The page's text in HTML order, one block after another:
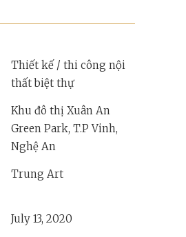
Thiết kế / thi công nội
thất biệt thự
Khu đô thị Xuân An
Green Park, T.P Vinh,
Nghệ An
Trung Art
July 13, 2020